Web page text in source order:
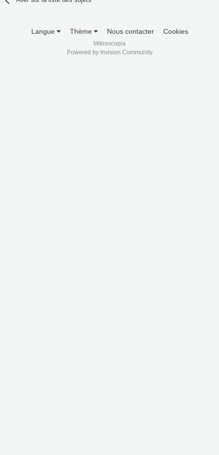
Langue Thème Nous contacter Cookies
Mikroscopia
Powered by Invision Community